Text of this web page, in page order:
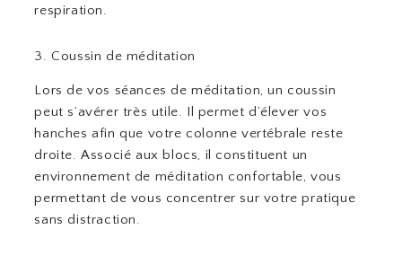
respiration.
3. Coussin de méditation
Lors de vos séances de méditation, un coussin
peut s’avérer très utile. Il permet d’élever vos
hanches afin que votre colonne vertébrale reste
droite. Associé aux blocs, il constituent un
environnement de méditation confortable, vous
permettant de vous concentrer sur votre pratique
sans distraction.